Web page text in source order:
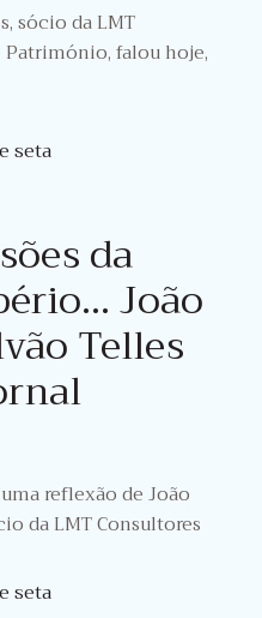
sócio da LMT
falou hoje,
da
João
Telles
reflexão de João
da LMT Consultores